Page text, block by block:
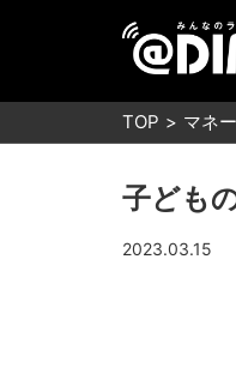
TOP マネー
子ども
2023.03.15